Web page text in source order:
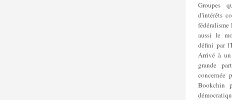
Groupes
d'intérêts
aussi le
défini par
Arrivé à
grande
concernée
Bookchin